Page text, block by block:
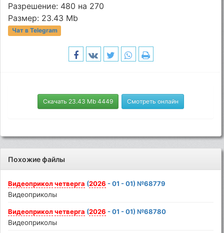
Разрешение: 480 на 270
Размер: 23.43 Mb
Чат в Telegram
Скачать 23.43 Mb 4449 Смотреть онлайн
Похожие файлы
Видеоприкол четверга (2026 - 01 - 01) №68779
Видеоприколы
Видеоприкол четверга (2026 - 01 - 01) №68780
Видеоприколы